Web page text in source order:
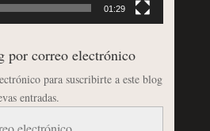
01:29
por correo electrónico
para suscribirte a este blog
entradas.